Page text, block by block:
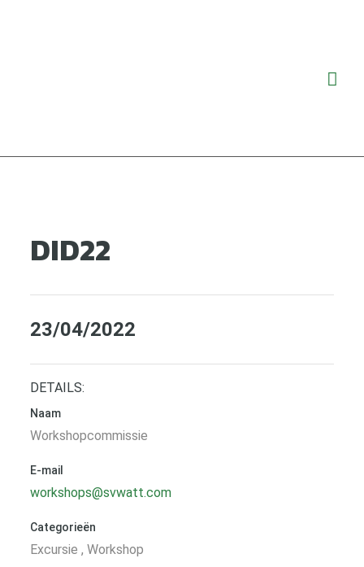
DID22
23/04/2022
DETAILS:
Naam
Workshopcommissie
E-mail
workshops@svwatt.com
Categorieën
Excursie , Workshop